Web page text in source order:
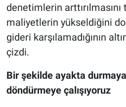
denetimlerin
maliyetlerin yükseldiğini
gideri karşılamadığının
çizdi.
Bir şekilde ayakta durmaya
döndürmeye çalışıyoruz